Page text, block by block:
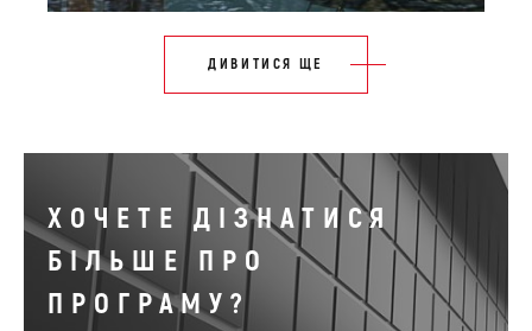
ДИВИТИСЯ ЩЕ
ХОЧЕТЕ ДІЗНАТИСЯ
БІЛЬШЕ ПРО
ПРОГРАМУ?